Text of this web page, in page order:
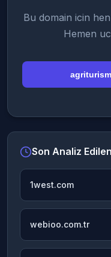
Bu domain icin
Hemen
Son Analiz
1west.com
webioo.com.tr